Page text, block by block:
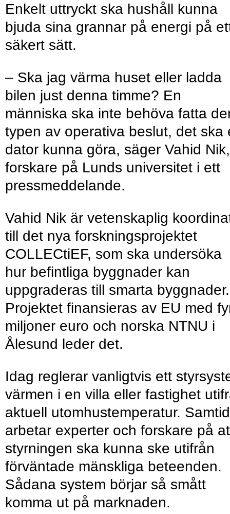
Enkelt uttryckt ska hushåll kunna
bjuda sina grannar på energi på
säkert sätt.
– Ska jag värma huset eller ladda
bilen just denna timme? En
människa ska inte behöva fatta
typen av operativa beslut, det ska
dator kunna göra, säger Vahid Nik,
forskare på Lunds universitet i ett
pressmeddelande.
Vahid Nik är vetenskaplig
till det nya forskningsprojektet
COLLECtiEF, som ska undersöka
hur befintliga byggnader kan
uppgraderas till smarta byggnader.
Projektet finansieras av EU med
miljoner euro och norska NTNU i
Ålesund leder det.
Idag reglerar vanligtvis ett
värmen i en villa eller fastighet
aktuell utomhustemperatur.
arbetar experter och forskare på
styrningen ska kunna ske utifrån
förväntade mänskliga beteenden.
Sådana system börjar så smått
komma ut på marknaden.